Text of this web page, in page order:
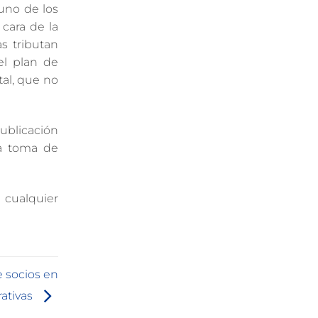
de los
de la
tributan
plan de
que no
toma de
socios en